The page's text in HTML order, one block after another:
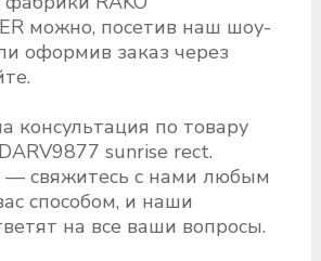
можно, посетив наш шоу-
оформив заказ через
консультация по товару
sunrise rect.
— свяжитесь с нами любым
способом, и наши
на все ваши вопросы.